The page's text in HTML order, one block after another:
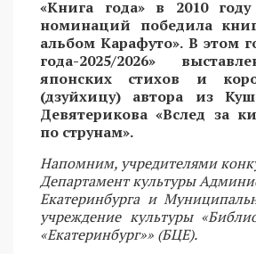
«Книга года» в 2010
номинаций победила
альбом Карафуто». В этом
года-2025/2026»
японских стихов и
(дзуйхицу) автора из
Девятерикова «Вслед за
по струнам».
Напомним, учредителями
Департамент культуры
Екатеринбурга и
учреждение культуры
«Екатеринбург»» (БЦЕ).